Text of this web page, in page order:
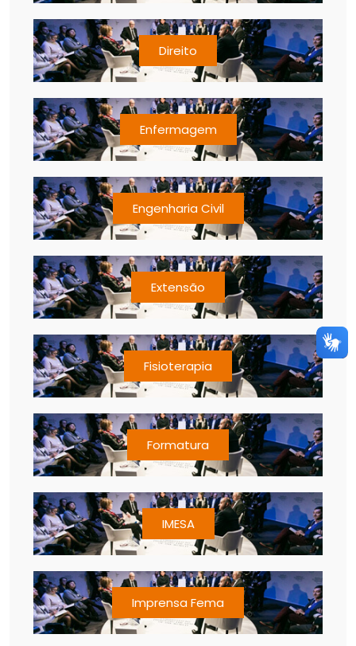
Direito
Enfermagem
Engenharia Civil
Extensão
Fisioterapia
Formatura
IMESA
Imprensa Fema